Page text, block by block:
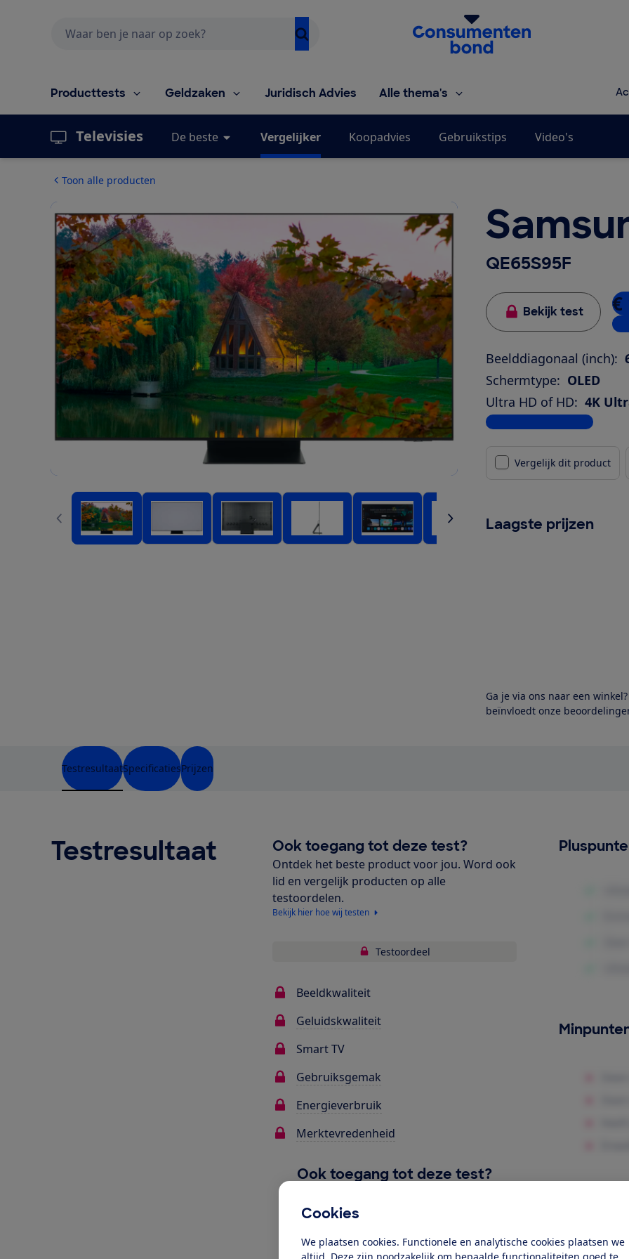
Cookies
We plaatsen cookies. Functionele en analytische cookies plaatsen we
Homepage van de Consumentenbond
Producttests Geldzaken Juridisch Advies Alle thema's
Televisies De beste Vergelijker Koopadvies Gebruikstips Video's
Toon alle producten
QE65S95F
Bekijk test €
7
Beelddiagonaal (inch):
Schermtype: OLED
Ultra HD of HD: 4K
Bekijk alle specificaties
Vergelijk dit product
Laagste prijzen
Ga je via ons naar een
beïnvloedt onze
TestresultaatSpecificatiesPrijzen
Testresultaat Ook toegang tot deze test?
Ontdek het beste product voor jou. Word ook
lid en vergelijk producten op alle
testoordelen.
Bekijk hier hoe wij testen
Testoordeel
Beeldkwaliteit
Geluidskwaliteit
Smart TV
Gebruiksgemak
Energieverbruik
Merktevredenheid
Ook toegang tot deze test?